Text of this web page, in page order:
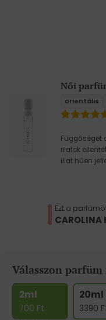
Női
orientális
Függőséget
illatok
illat hűen
Ezt a
CAROLINA
Válasszon
2ml
700 Ft
20ml
3390